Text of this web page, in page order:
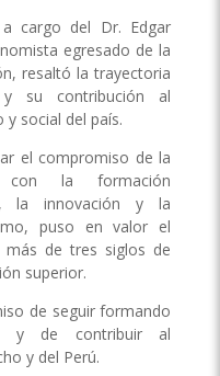
cargo del Dr. Edgar
egresado de la
resaltó la trayectoria
su contribución al
social del país.
el compromiso de la
con la formación
la innovación y la
puso en valor el
de tres siglos de
superior.
de seguir formando
y de contribuir al
y del Perú.